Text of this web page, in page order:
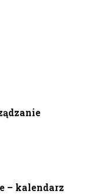
– kalendarz